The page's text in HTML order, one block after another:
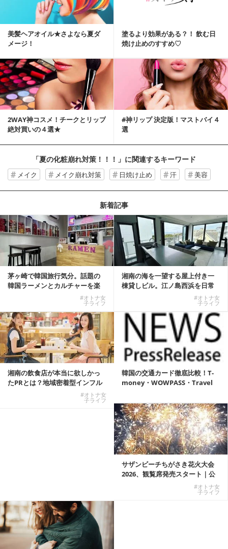
美髪ヘアオイル★さよなら夏ダ
メージ！
塗るより効果がある？！ 飲む日
焼け止めのすすめ♡
2WAY神コスメ！チークとリップ
絶対買いの４選★
#神リップ 決定版！マストバイ４
選
「夏の化粧崩れ対策！！！」 に関連するキーワード
メイク メイク崩れ対策 日焼け止め 汗 美容
新着記事
茅ヶ崎で韓国旅行気分。話題の
韓国ラーメンとカルチャーを楽
#オトナ女
子ライフ
湘南の海を一望する屋上付き一
棟貸しビル。江ノ島西浜を日常
#オトナ女
子ライフ
湘南の飲食店が本当に欲しかっ
たPRとは？地域密着型インフル
#オトナ女
子ライフ
韓国の交通カード徹底比較！T-
money・WOWPASS・Travel
サザンビーチちがさき花火大会
2026、観覧席発売スタート｜公
#オトナ女
子ライフ